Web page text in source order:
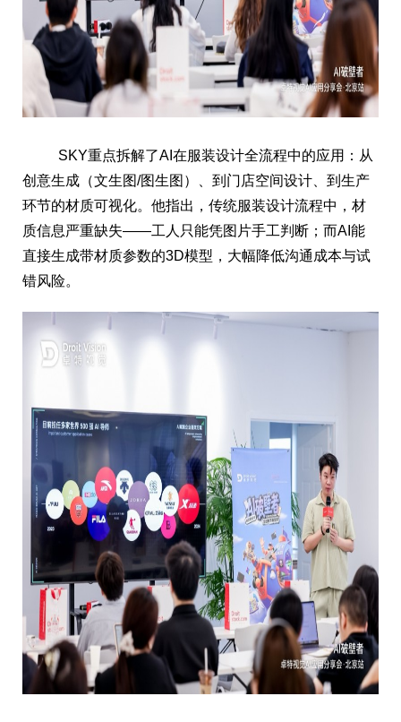
SKY重点拆解了AI在服装设计全流程中的应用：从
创意生成（文生图/图生图）、到门店空间设计、到生产
环节的材质可视化。他指出，传统服装设计流程中，材
质信息严重缺失——工人只能凭图片手工判断；而AI能
直接生成带材质参数的3D模型，大幅降低沟通成本与试
错风险。